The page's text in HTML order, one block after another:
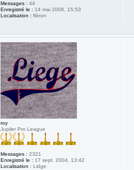
Messages : 44
Enregistré le : 14 mai 2006, 15:53
Localisation : fléron
roy
Jupiler Pro League
Messages : 2321
Enregistré le : 17 sept. 2004, 13:42
Localisation : Lidge